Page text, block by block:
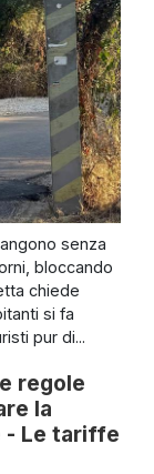
senza
bloccando
chiede
si fa
pur di...
regole
la
- Le tariffe